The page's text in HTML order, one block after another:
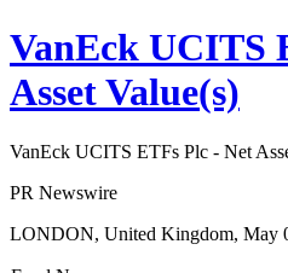
VanEck UCITS
Asset Value(s)
VanEck UCITS ETFs Plc - Net
PR Newswire
LONDON, United Kingdom, May